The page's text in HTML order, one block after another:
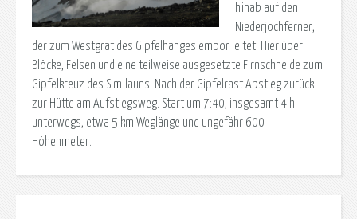
hinab auf den
Niederjochferner,
der zum Westgrat des Gipfelhanges empor leitet. Hier über
Blöcke, Felsen und eine teilweise ausgesetzte Firnschneide zum
Gipfelkreuz des Similauns. Nach der Gipfelrast Abstieg zurück
zur Hütte am Aufstiegsweg. Start um 7:40, insgesamt 4 h
unterwegs, etwa 5 km Weglänge und ungefähr 600
Höhenmeter.